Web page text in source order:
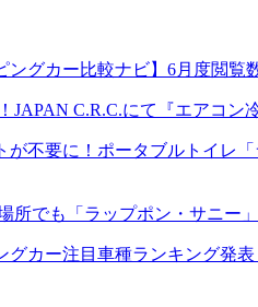
ングカー比較ナビ】6月度閲
JAPAN C.R.C.にて『エアコ
が不要に！ポータブルトイレ
所でも「ラップポン・サニー
グカー注目車種ランキング発